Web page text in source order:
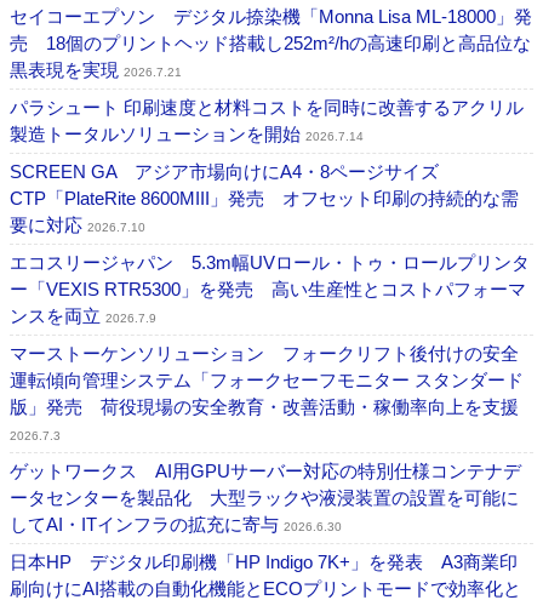
セイコーエプソン デジタル捺染機「Monna Lisa ML-18000」発
売 18個のプリントヘッド搭載し252m²/hの高速印刷と高品位な
黒表現を実現 2026.7.21
パラシュート 印刷速度と材料コストを同時に改善するアクリル
製造トータルソリューションを開始 2026.7.14
SCREEN GA アジア市場向けにA4・8ページサイズ
CTP「PlateRite 8600MIII」発売 オフセット印刷の持続的な需
要に対応 2026.7.10
エコスリージャパン 5.3m幅UVロール・トゥ・ロールプリンタ
ー「VEXIS RTR5300」を発売 高い生産性とコストパフォーマ
ンスを両立 2026.7.9
マーストーケンソリューション フォークリフト後付けの安全
運転傾向管理システム「フォークセーフモニター スタンダード
版」発売 荷役現場の安全教育・改善活動・稼働率向上を支援
2026.7.3
ゲットワークス AI用GPUサーバー対応の特別仕様コンテナデ
ータセンターを製品化 大型ラックや液浸装置の設置を可能に
してAI・ITインフラの拡充に寄与 2026.6.30
日本HP デジタル印刷機「HP Indigo 7K+」を発表 A3商業印
刷向けにAI搭載の自動化機能とECOプリントモードで効率化と